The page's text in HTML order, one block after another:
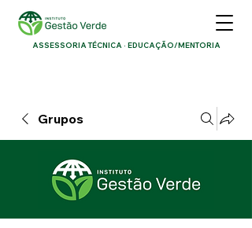
ASSESSORIA TÉCNICA · EDUCAÇÃO/MENTORIA
Grupos